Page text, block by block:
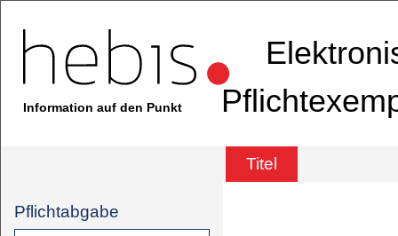
Information auf den Punkt
Titel
Pflichtabgabe